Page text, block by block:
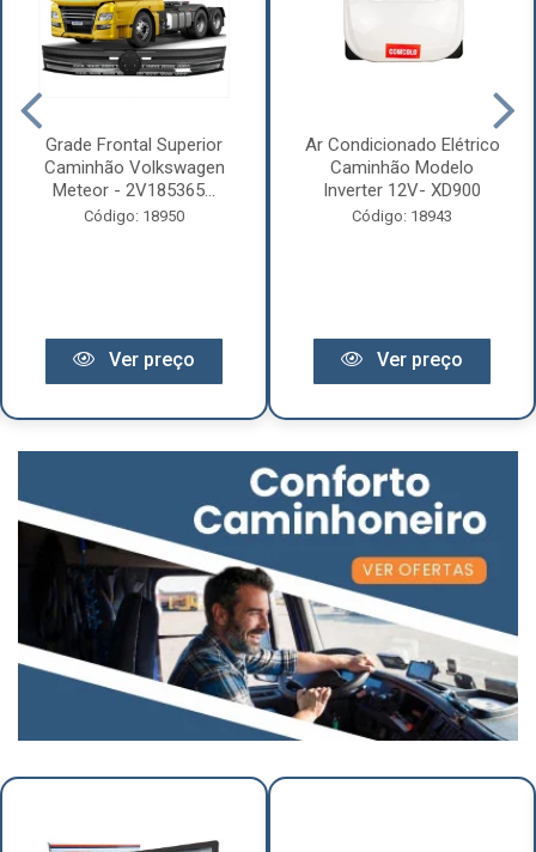
Grade Frontal Superior
Caminhão Volkswagen
Meteor - 2V185365...
Código: 18950
Ver preço
Ar Condicionado Elétrico
Caminhão Modelo
Inverter 12V- XD900
Código: 18943
Ver preço